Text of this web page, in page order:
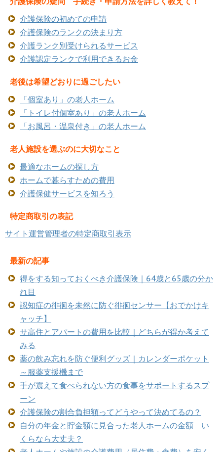
介護保険の初めての申請
介護保険のランクの決まり方
介護ランク別受けられるサービス
介護認定ランクで利用できるお金
老後は希望どおりに過ごしたい
「個室あり」の老人ホーム
「トイレ付個室あり」の老人ホーム
「お風呂・温泉付き」の老人ホーム
老人施設を選ぶのに大切なこと
最適なホームの探し方
ホームで暮らすための費用
介護保健サービスを知ろう
特定商取引の表記
サイト運営管理者の特定商取引表示
最新の記事
得をする知っておくべき介護保険｜64歳と65歳の分か
れ目
認知症の徘徊を未然に防ぐ徘徊センサー【おでかけキ
ャッチ】
サ高住とアパートの費用を比較｜どちらが得か考えて
みる
薬の飲み忘れを防ぐ便利グッズ｜カレンダーポケット
～服薬支援機まで
手が震えて食べられない方の食事をサポートするスプ
ーン
介護保険の割合負担額ってどうやって決めてるの？
自分の年金と貯金額に見合った老人ホームの金額 い
くらなら大丈夫？